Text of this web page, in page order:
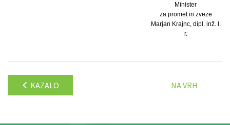
Minister
za promet in zveze
Marjan Krajnc, dipl. inž. l.
r.
KAZALO NA VRH